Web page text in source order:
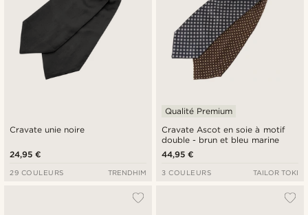
Cravate unie noire
24,95 €
29 COULEURS TRENDHIM
Cravate Ascot en soie à motif
double - brun et bleu marine
Qualité Premium
44,95 €
3 COULEURS TAILOR TOKI